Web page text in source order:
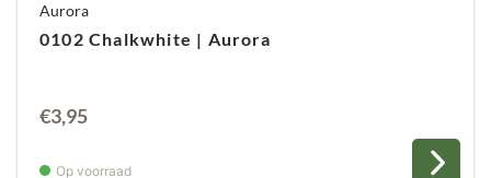
Aurora
0102 Chalkwhite | Aurora
€3,95
Op voorraad